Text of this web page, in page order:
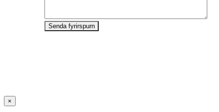
Senda fyrirspurn
Close
product
×